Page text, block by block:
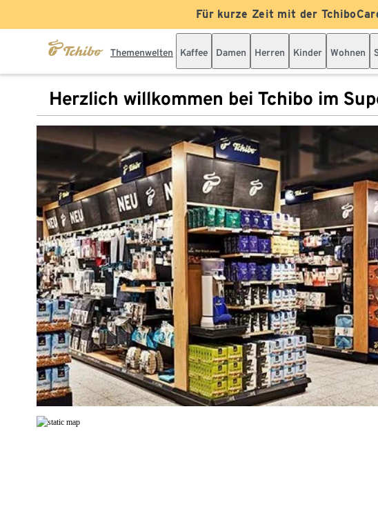
Für kurze Zeit mit der
Themenwelten Kaffee Damen Herren Kinder Wohnen
Herzlich willkommen bei Tchibo im